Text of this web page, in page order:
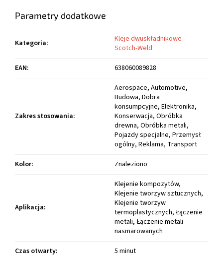
Parametry dodatkowe
Kategoria:
Kleje dwuskładnikowe
Scotch-Weld
EAN: 638060089828
Zakres stosowania:
Aerospace, Automotive,
Budowa, Dobra
konsumpcyjne, Elektronika,
Konserwacja, Obróbka
drewna, Obróbka metali,
Pojazdy specjalne, Przemysł
ogólny, Reklama, Transport
Kolor: Znaleziono
Aplikacja:
Klejenie kompozytów,
Klejenie tworzyw sztucznych,
Klejenie tworzyw
termoplastycznych, Łączenie
metali, Łączenie metali
nasmarowanych
Czas otwarty:
5 minut